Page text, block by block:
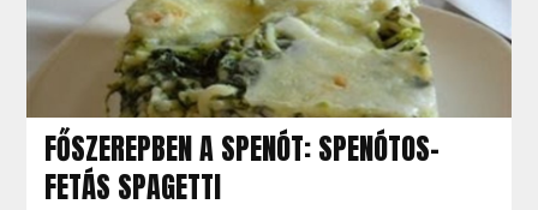
FŐSZEREPBEN A SPENÓT: SPENÓTOS-
FETÁS SPAGETTI